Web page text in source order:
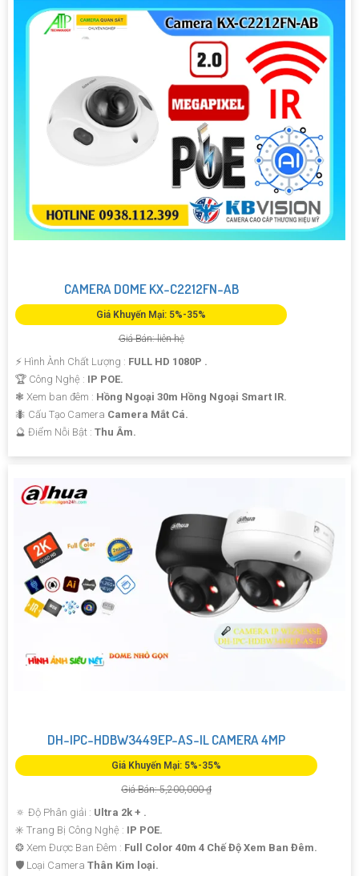
CAMERA DOME KX-C2212FN-AB
Giá Khuyến Mại: 5%-35%
Giá Bán: liên hệ
️⚡ Hình Ành Chất Lượng : FULL HD 1080P .
🏆 Công Nghệ : IP POE.
❃ Xem ban đêm : Hồng Ngoại 30m Hồng Ngoại Smart IR.
🐜 Cấu Tạo Camera Camera Mắt Cá.
️🔮 Điểm Nỗi Bật : Thu Âm.
DH-IPC-HDBW3449EP-AS-IL CAMERA 4MP
Giá Khuyến Mại: 5%-35%
Giá Bán: 5,200,000 ₫
🔅 Độ Phân giải : Ultra 2k + .
✳️ Trang Bị Công Nghệ : IP POE.
❂ Xem Được Ban Đêm : Full Color 40m 4 Chế Độ Xem Ban Đêm.
🛡 Loại Camera Thân Kim loại.